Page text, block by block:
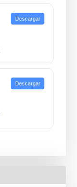
Descargar
Descargar